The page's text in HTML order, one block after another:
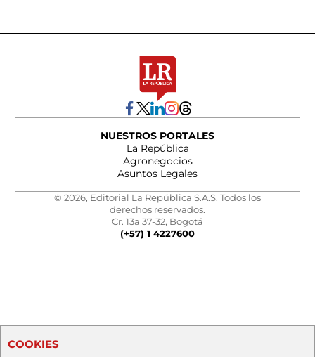
NUESTROS PORTALES
La República
Agronegocios
Asuntos Legales
© 2026, Editorial La República S.A.S. Todos los
derechos reservados.
Cr. 13a 37-32, Bogotá
(+57) 1 4227600
COOKIES